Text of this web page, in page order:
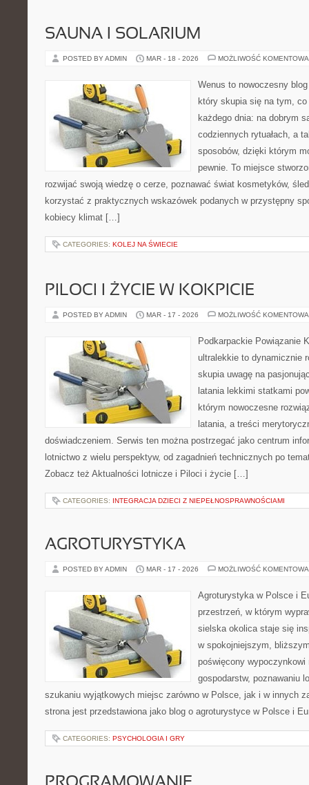
SAUNA I SOLARIUM
POSTED BY ADMIN MAR - 18 - 2026 MOŻLIWOŚĆ
Wenus to nowoczesny
który skupia się na tym,
każdego dnia: na dobrym
codziennych rytuałach, a
sposobów, dzięki którym
pewnie. To miejsce
rozwijać swoją wiedzę o cerze, poznawać świat kosmetyków,
korzystać z praktycznych wskazówek podanych w przystępny
kobiecy klimat […]
CATEGORIES: KOLEJ NA ŚWIECIE
PILOCI I ŻYCIE W KOKPICIE
POSTED BY ADMIN MAR - 17 - 2026 MOŻLIWOŚĆ
Podkarpackie Powiązanie
ultralekkie to dynamicznie
skupia uwagę na
latania lekkimi statkami
którym nowoczesne
latania, a treści
doświadczeniem. Serwis ten można postrzegać jako centrum
lotnictwo z wielu perspektyw, od zagadnień technicznych po
Zobacz też Aktualności lotnicze i Piloci i życie […]
CATEGORIES: INTEGRACJA DZIECI Z NIEPEŁNOSPRAWNOŚCIAMI
AGROTURYSTYKA
POSTED BY ADMIN MAR - 17 - 2026 MOŻLIWOŚĆ
Agroturystyka w Polsce i
przestrzeń, w którym
sielska okolica staje się
w spokojniejszym,
poświęcony wypoczynkowi
gospodarstw, poznawaniu
szukaniu wyjątkowych miejsc zarówno w Polsce, jak i w innych
strona jest przedstawiona jako blog o agroturystyce w Polsce i
CATEGORIES: PSYCHOLOGIA I GRY